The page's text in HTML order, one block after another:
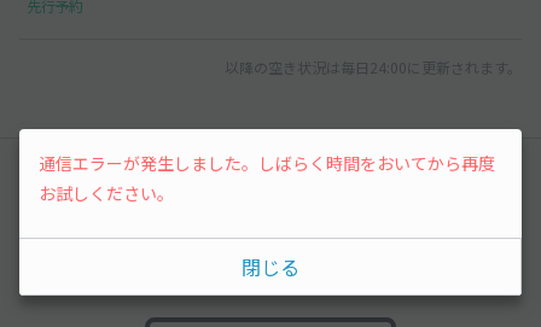
先行予約
以降の空き状況は毎日24:00に更新されます。
みんなの駐車場Q&A
まだ質問がありません。なにかわからないことや
不安な点があれば気軽に質問してみましょう。
通信エラーが発生しました。しばらく時間をおいてから再度
お試しください。
閉じる